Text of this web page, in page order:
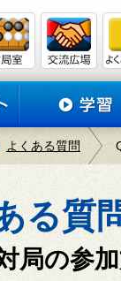
よくある質問
る質
局の参